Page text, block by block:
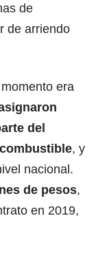
de
de arriendo
era
del
, y
nacional.
de pesos,
en 2019,